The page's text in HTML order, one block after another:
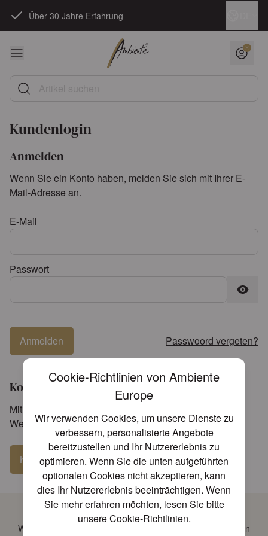
Cookie-Richtlinien von Ambiente
Europe
Wir verwenden Cookies, um unsere Dienste zu
verbessern, personalisierte Angebote
bereitzustellen und Ihr Nutzererlebnis zu
optimieren. Wenn Sie die unten aufgeführten
optionalen Cookies nicht akzeptieren, kann
dies Ihr Nutzererlebnis beeinträchtigen. Wenn
Sie mehr erfahren möchten, lesen Sie bitte
unsereCookie-Richtlinien.
Über 30 Jahre Erfahrung
Artikel suchen
Kundenlogin
Anmelden
Wenn Sie ein Konto haben, melden Sie sich mit Ihrer E-
Mail-Adresse an.
E-Mail
Passwort
Anmelden Passwoord vergeten?
Konto beantragen
Mit der Schaltfläche unten können Sie Ihr Konto für die
Website beantragen.
Konto beantragen
Folgen Sie uns!
Wenn Sie über die neuesten Nachrichten auf dem Laufenden